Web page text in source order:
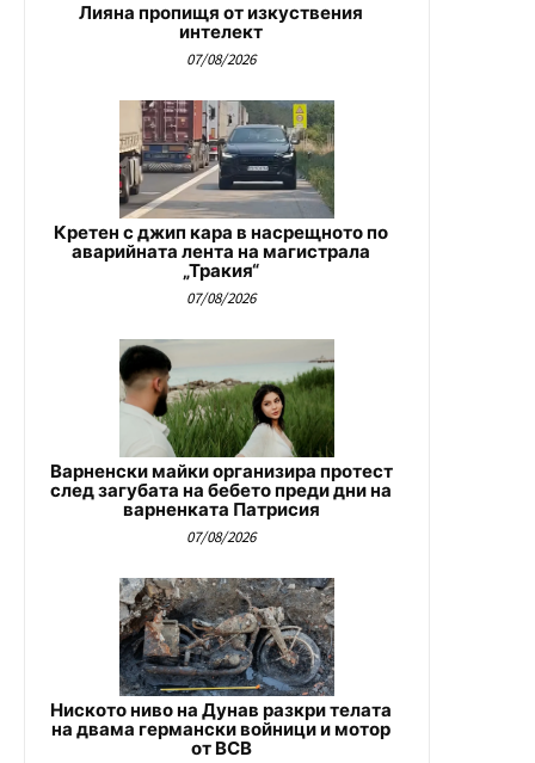
Лияна пропищя от изкуствения
интелект
07/08/2026
Кретен с джип кара в насрещното по
аварийната лента на магистрала
„Тракия“
07/08/2026
Варненски майки организира протест
след загубата на бебето преди дни на
варненката Патрисия
07/08/2026
Ниското ниво на Дунав разкри телата
на двама германски войници и мотор
от ВСВ